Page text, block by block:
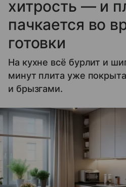
хитрость — и
пачкается во
готовки
На кухне всё бурлит и
минут плита уже
и брызгами.